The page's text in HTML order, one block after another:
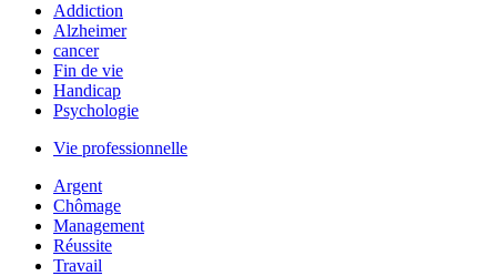
Addiction
Alzheimer
cancer
Fin de vie
Handicap
Psychologie
Vie professionnelle
Argent
Chômage
Management
Réussite
Travail